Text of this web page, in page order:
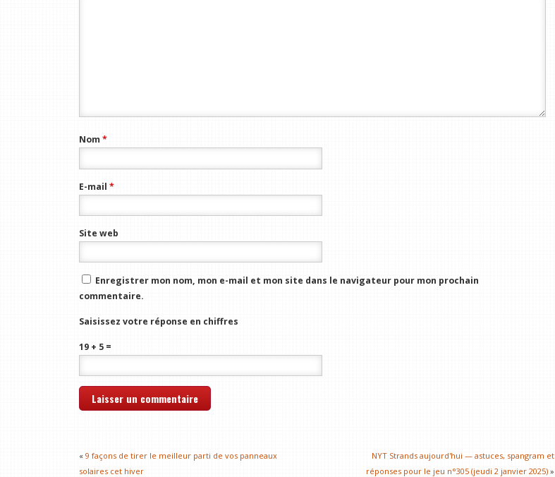
Nom*
E-mail *
Site web
Enregistrer mon nom, mon e-mail et mon site dans le navigateur pour mon prochain
commentaire.
Saisissez votre réponse en chiffres
19 + 5 =
« 9 façons de tirer le meilleur parti de vos panneaux
solaires cet hiver
NYT Strands aujourd'hui — astuces, spangram et
réponses pour le jeu n°305 (jeudi 2 janvier 2025)»